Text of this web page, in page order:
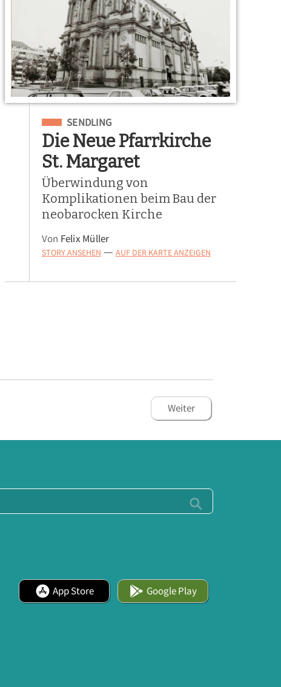
Eingeordnet unter
SENDLING
Die Neue Pfarrkirche
St. Margaret
Überwindung von
Komplikationen beim Bau der
neobarocken Kirche
Von Felix Müller
STORY ANSEHEN — AUF DER KARTE ANZEIGEN
Weiter
App Store Google Play